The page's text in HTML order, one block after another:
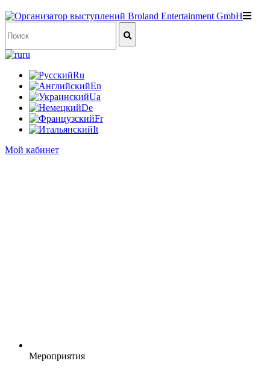
ru
Ru
En
Ua
De
Fr
It
Мой кабинет
Мероприятия